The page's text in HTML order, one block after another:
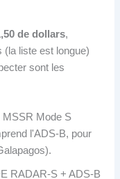
de dollars,
(la liste est longue)
sont les
Mode S
l'ADS-B, pour
RADAR-S + ADS-B